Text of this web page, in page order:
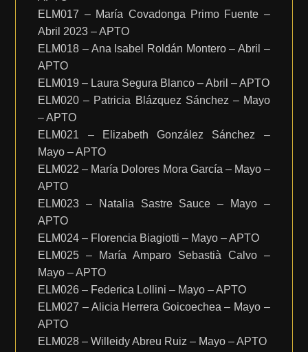
ELM017 – María Covadonga Primo Fuente –
Abril 2023 – APTO
ELM018 – Ana Isabel Roldán Montero – Abril –
APTO
ELM019 – Laura Segura Blanco – Abril – APTO
ELM020 – Patricia Blázquez Sánchez – Mayo
– APTO
ELM021 – Elizabeth González Sánchez –
Mayo – APTO
ELM022 – María Dolores Mora García – Mayo –
APTO
ELM023 – Natalia Sastre Sauce – Mayo –
APTO
ELM024 – Florencia Biagiotti – Mayo – APTO
ELM025 – María Amparo Sebastià Calvo –
Mayo – APTO
ELM026 – Federica Lollini – Mayo – APTO
ELM027 – Alicia Herrera Goicoechea – Mayo –
APTO
ELM028 – Willeidy Abreu Ruiz – Mayo – APTO